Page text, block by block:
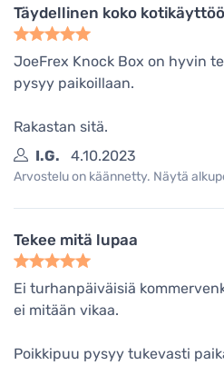
Täydellinen koko
JoeFrex Knock Box on hyvin
pysyy paikoillaan.
Rakastan sitä.
I.G.
4.10.2023
Arvostelu on käännetty. Näytä
Tekee mitä lupaa
Ei turhanpäiväisiä
ei mitään vikaa.
Poikkipuu pysyy tukevasti